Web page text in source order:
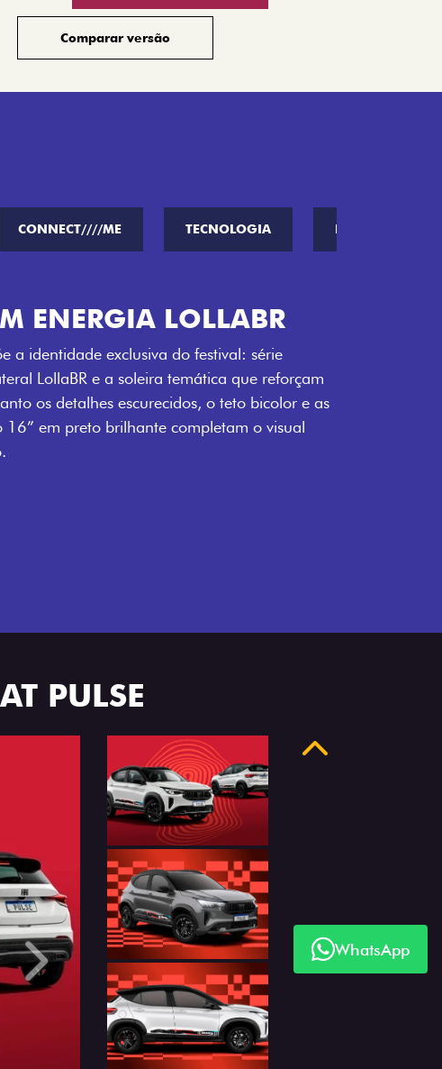
Comparar versão
CONNECT////ME TECNOLOGIA PERFORMANCE
ENERGIA LOLLABR
a identidade exclusiva do festival: série
LollaBR e a soleira temática que reforçam
os detalhes escurecidos, o teto bicolor e as
16” em preto brilhante completam o visual
PULSE
Próximo
Anterior
WhatsApp